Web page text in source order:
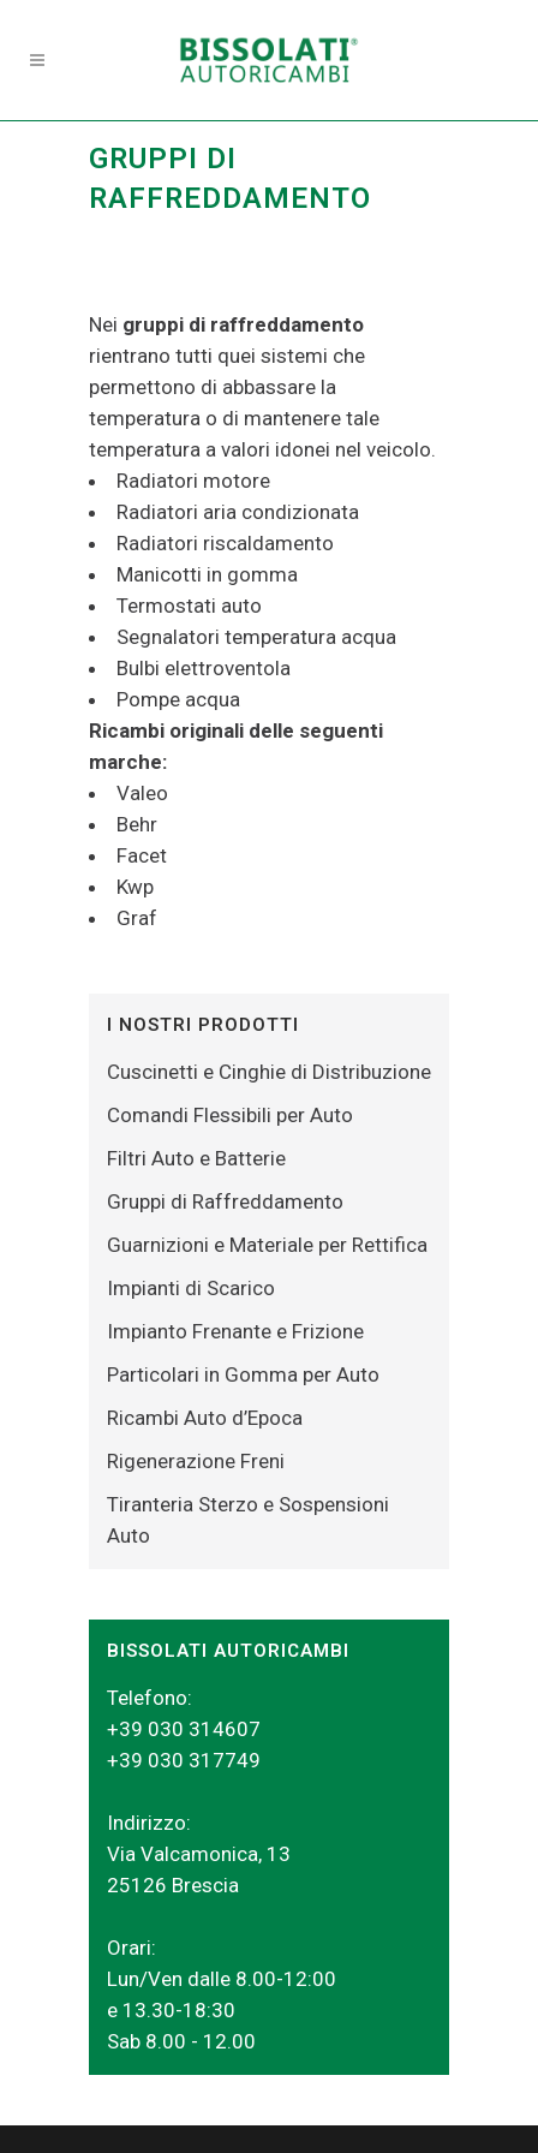
GRUPPI DI
RAFFREDDAMENTO
Nei gruppi di raffreddamento
rientrano tutti quei sistemi che
permettono di abbassare la
temperatura o di mantenere tale
temperatura a valori idonei nel veicolo.
Radiatori motore
Radiatori aria condizionata
Radiatori riscaldamento
Manicotti in gomma
Termostati auto
Segnalatori temperatura acqua
Bulbi elettroventola
Pompe acqua
Ricambi originali delle seguenti
marche:
Valeo
Behr
Facet
Kwp
Graf
I NOSTRI PRODOTTI
Cuscinetti e Cinghie di Distribuzione
Comandi Flessibili per Auto
Filtri Auto e Batterie
Gruppi di Raffreddamento
Guarnizioni e Materiale per Rettifica
Impianti di Scarico
Impianto Frenante e Frizione
Particolari in Gomma per Auto
Ricambi Auto d’Epoca
Rigenerazione Freni
Tiranteria Sterzo e Sospensioni
Auto
BISSOLATI AUTORICAMBI
Telefono:
+39 030 314607
+39 030 317749
Indirizzo:
Via Valcamonica, 13
25126 Brescia
Orari:
Lun/Ven dalle 8.00-12:00
e 13.30-18:30
Sab 8.00 - 12.00